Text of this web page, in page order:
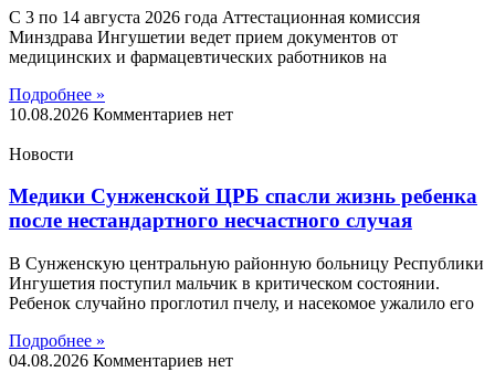
С 3 по 14 августа 2026 года Аттестационная комиссия
Минздрава Ингушетии ведет прием документов от
медицинских и фармацевтических работников на
Подробнее »
10.08.2026 Комментариев нет
Новости
Медики Сунженской ЦРБ спасли жизнь ребенка
после нестандартного несчастного случая
В Сунженскую центральную районную больницу Республики
Ингушетия поступил мальчик в критическом состоянии.
Ребенок случайно проглотил пчелу, и насекомое ужалило его
Подробнее »
04.08.2026 Комментариев нет